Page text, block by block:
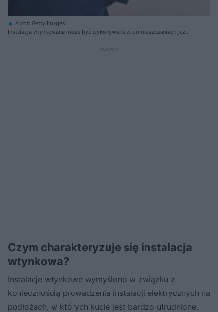
Autor: Getty Images
Instalacja wtynkowana może być wykonywana w pomieszczeniach już
sięgającej tylko do powierzchni ściany, ułożenie przewodu i jej
Czym charakteryzuje się instalacja
wtynkowa?
Instalacje wtynkowe wymyślono w związku z
koniecznością prowadzenia instalacji elektrycznych na
podłożach, w których kucie jest bardzo utrudnione.